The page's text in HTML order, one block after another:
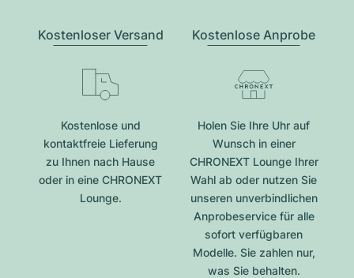
Kostenloser Versand
Kostenlose und
kontaktfreie Lieferung
zu Ihnen nach Hause
oder in eine CHRONEXT
Lounge.
Kostenlose Anprobe
Holen Sie Ihre Uhr auf
Wunsch in einer
CHRONEXT Lounge Ihrer
Wahl ab oder nutzen Sie
unseren unverbindlichen
Anprobeservice für alle
sofort verfügbaren
Modelle. Sie zahlen nur,
was Sie behalten.